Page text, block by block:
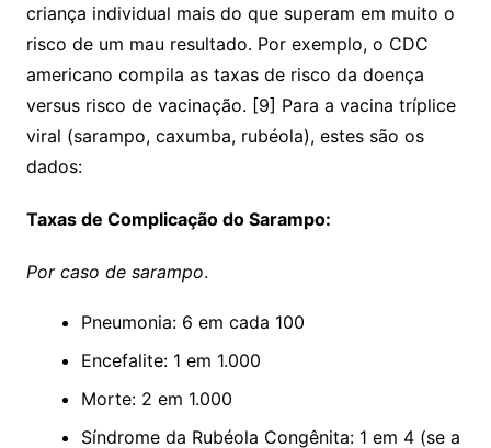
criança individual mais do que superam em muito o
risco de um mau resultado. Por exemplo, o CDC
americano compila as taxas de risco da doença
versus risco de vacinação. [9] Para a vacina tríplice
viral (sarampo, caxumba, rubéola), estes são os
dados:
Taxas de Complicação do Sarampo:
Por caso de sarampo.
Pneumonia: 6 em cada 100
Encefalite: 1 em 1.000
Morte: 2 em 1.000
Síndrome da Rubéola Congênita: 1 em 4 (se a